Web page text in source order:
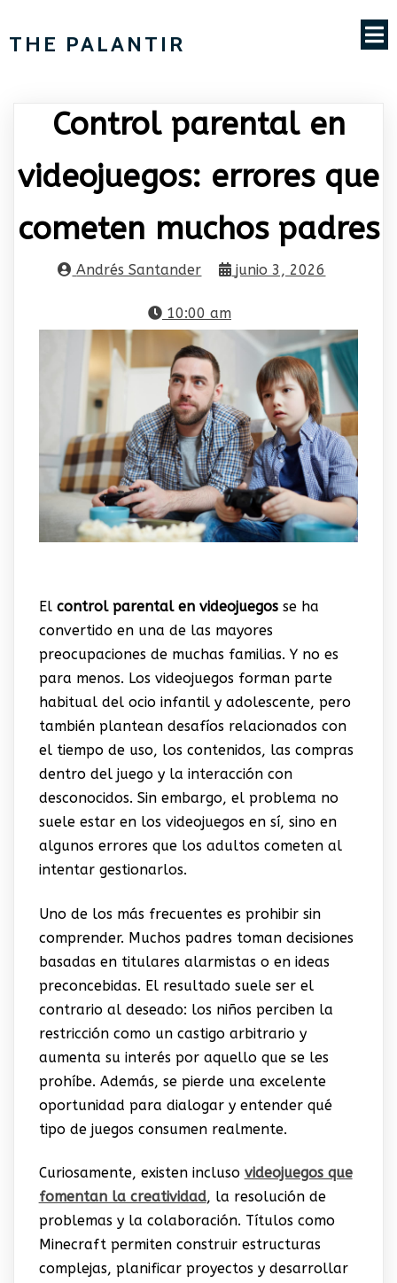
THE PALANTIR
Control parental en
videojuegos: errores que
cometen muchos padres
Andrés Santander junio 3, 2026
10:00 am
El control parental en videojuegosse ha
convertido en una de las mayores
preocupaciones de muchas familias. Y no es
para menos. Los videojuegos forman parte
habitual del ocio infantil y adolescente, pero
también plantean desafíos relacionados con
el tiempo de uso, los contenidos, las compras
dentro del juego y la interacción con
desconocidos. Sin embargo, el problema no
suele estar en los videojuegos en sí, sino en
algunos errores que los adultos cometen al
intentar gestionarlos.
Uno de los más frecuentes es prohibir sin
comprender. Muchos padres toman decisiones
basadas en titulares alarmistas o en ideas
preconcebidas. El resultado suele ser el
contrario al deseado: los niños perciben la
restricción como un castigo arbitrario y
aumenta su interés por aquello que se les
prohíbe. Además, se pierde una excelente
oportunidad para dialogar y entender qué
tipo de juegos consumen realmente.
Curiosamente, existen incluso videojuegos que
fomentan la creatividad, la resolución de
problemas y la colaboración. Títulos como
Minecraft permiten construir estructuras
complejas, planificar proyectos y desarrollar